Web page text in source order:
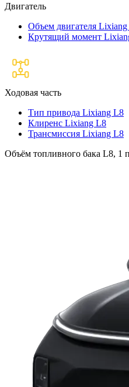
Двигатель
Объем двигателя
Крутящий момент
Ходовая часть
Тип привода Lixiang L8
Клиренс Lixiang L8
Трансмиссия Lixiang L8
Объём топливного бака L8, 1